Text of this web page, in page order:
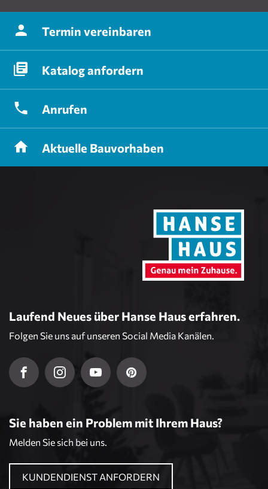
Termin vereinbaren
Kataloganfordern
Anrufen
Aktuelle Bauvorhaben
Laufend Neues über Hanse Haus erfahren.
Folgen Sie uns auf unseren Social Media Kanälen.
Sie haben ein Problem mit Ihrem Haus?
Melden Sie sich bei uns.
KUNDENDIENST ANFORDERN